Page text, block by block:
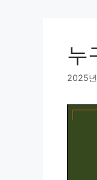
누
2025년